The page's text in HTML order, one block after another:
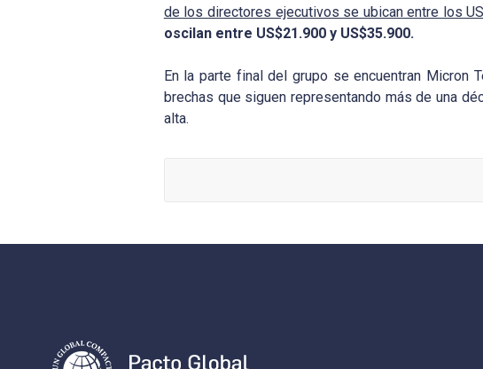
de los directores ejecutivos se ubican entre los
oscilan entre US$21.900 y US$35.900.
En la parte final del grupo se encuentran Micron
brechas que siguen representando más de una
alta.